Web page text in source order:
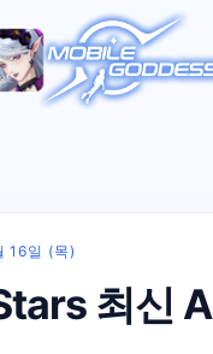
16일 (목)
최신